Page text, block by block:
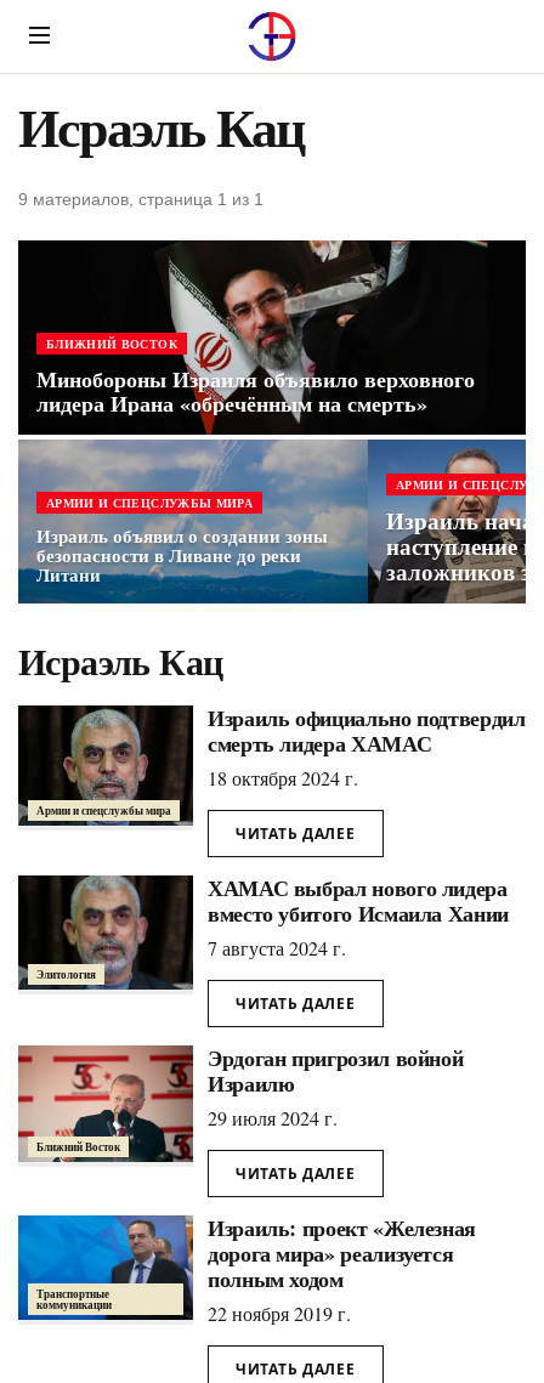
Menu
Исраэль Кац
9 материалов, страница 1 из 1
БЛИЖНИЙ ВОСТОК
Минобороны Израиля объявило верховного
лидера Ирана «обречённым на смерть»
АРМИИ И СПЕЦСЛУЖБЫ МИРА
Израиль объявил о создании зоны
безопасности в Ливане до реки
Литани
АРМИИ И
Израиль
наступление
заложников
предательстве
Исраэль Кац
Армии и спецслужбы мира
Израиль официально подтвердил
смерть лидера ХАМАС
18 октября 2024 г.
ЧИТАТЬ ДАЛЕЕ
Элитология
ХАМАС выбрал нового лидера
вместо убитого Исмаила Хании
7 августа 2024 г.
ЧИТАТЬ ДАЛЕЕ
Ближний Восток
Эрдоган пригрозил войной
Израилю
29 июля 2024 г.
ЧИТАТЬ ДАЛЕЕ
Транспортные
коммуникации
Израиль: проект «Железная
дорога мира» реализуется
полным ходом
22 ноября 2019 г.
ЧИТАТЬ ДАЛЕЕ